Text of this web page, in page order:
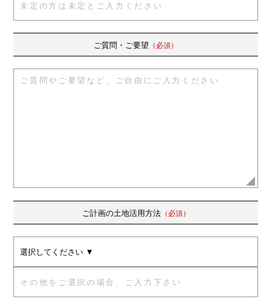
ご質問・ご要望 （必須）
ご計画の土地活用方法（必須）